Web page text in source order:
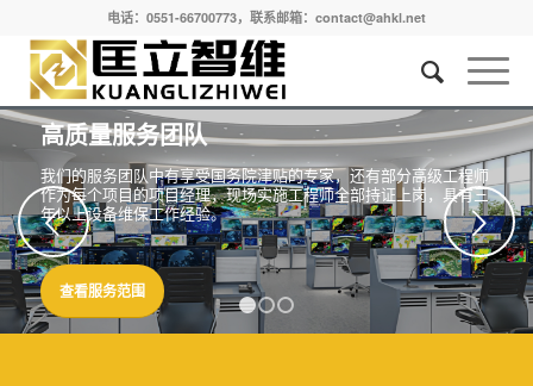
电话：0551-66700773，联系邮箱：contact@ahkl.net
高质量服务团队
我们的服务团队中有享受国务院津贴的专家，还有部分高级工程师
作为每个项目的项目经理，现场实施工程师全部持证上岗，具有三
年以上设备维保工作经验。
查看服务范围
下一页